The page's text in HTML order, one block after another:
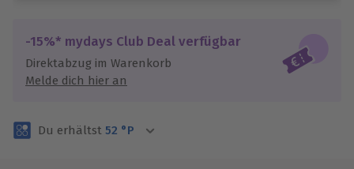
Jeder Gutschein für alle Erlebnisse einlösbar.
Maximale Sicherheit
3 Jahre gültig & verlängerbar.
-15%* mydays Club Deal verfügbar
Direktabzug im Warenkorb
Melde dich hier an
Du erhältst 52 °P